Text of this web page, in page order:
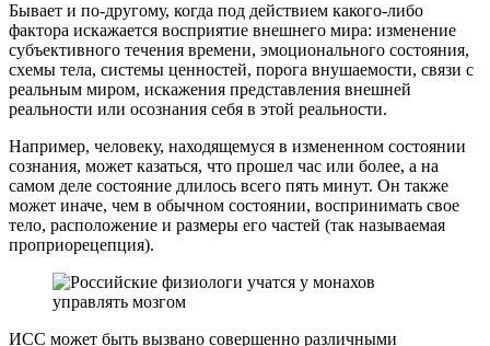
Бывает и по-другому, когда под действием какого-либо
фактора искажается восприятие внешнего мира: изменение
субъективного течения времени, эмоционального состояния,
схемы тела, системы ценностей, порога внушаемости, связи с
реальным миром, искажения представления внешней
реальности или осознания себя в этой реальности.
Например, человеку, находящемуся в измененном состоянии
сознания, может казаться, что прошел час или более, а на
самом деле состояние длилось всего пять минут. Он также
может иначе, чем в обычном состоянии, воспринимать свое
тело, расположение и размеры его частей (так называемая
проприорецепция).
ИСС может быть вызвано совершенно различными